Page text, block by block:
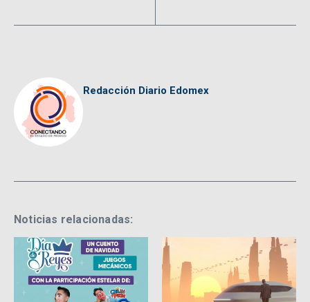
Redacción Diario Edomex
Noticias relacionadas: